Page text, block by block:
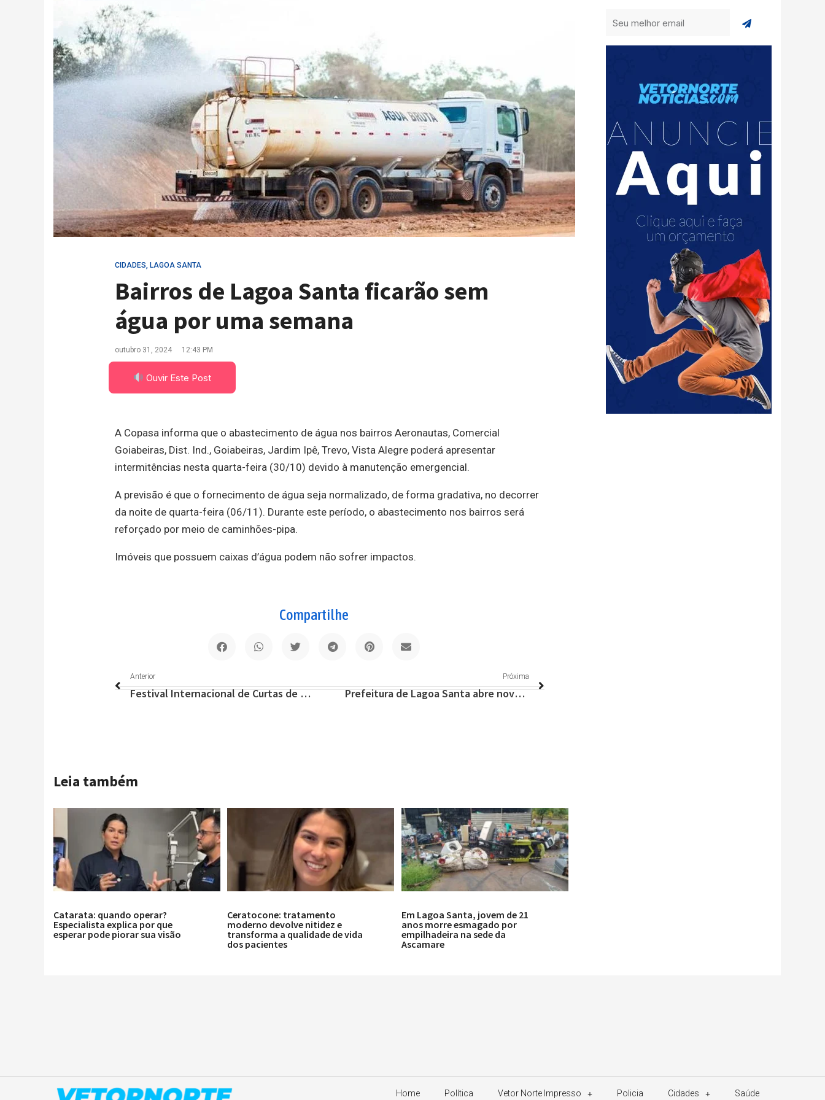
CIDADES, LAGOA SANTA
Bairros de Lagoa Santa ficarão sem
água por uma semana
outubro 31, 2024 12:43 PM
Ouvir Este Post
A Copasa informa que o abastecimento de água nos bairros Aeronautas, Comercial
Goiabeiras, Dist. Ind., Goiabeiras, Jardim Ipê, Trevo, Vista Alegre poderá apresentar
intermitências nesta quarta-feira (30/10) devido à manutenção emergencial.
A previsão é que o fornecimento de água seja normalizado, de forma gradativa, no decorrer
da noite de quarta-feira (06/11). Durante este período, o abastecimento nos bairros será
reforçado por meio de caminhões-pipa.
Imóveis que possuem caixas d’água podem não sofrer impactos.
Compartilhe
Anterior
Anterior
Festival Internacional de Curtas de Belo Horizonte chega aos 30 anos com mais de 100 filmes do Brasil e do mundo, além de oficinas, debates e cineastas convidados
Próxima
Prefeitura de Lagoa Santa abre novas vagas para Escolinha de Canoagem; confira
Leia também
Catarata: quando operar?
Especialista explica por que
esperar pode piorar sua visão
Ceratocone: tratamento
moderno devolve nitidez e
transforma a qualidade de vida
dos pacientes
Em Lagoa Santa, jovem de 21
anos morre esmagado por
empilhadeira na sede da
Ascamare
Home Política Vetor Norte Impresso Policia Cidades Saúde